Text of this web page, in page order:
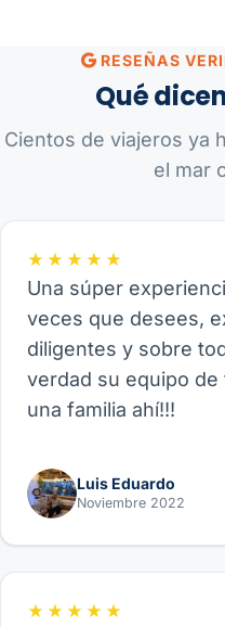
RESEÑAS
Qué
Cientos de viajeros ya
el mar
★★★★★
Una súper
veces que desees,
diligentes y sobre
verdad su equipo
una familia ahí!!!
Luis Eduardo
Noviembre 2022
★★★★★